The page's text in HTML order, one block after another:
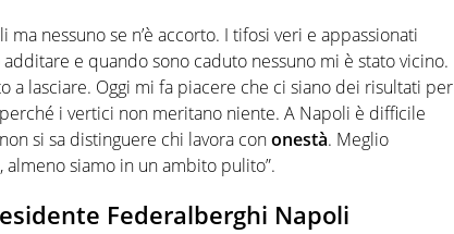
nessuno se n’è accorto. I tifosi veri e appassionati
e quando sono caduto nessuno mi è stato vicino.
a lasciare. Oggi mi fa piacere che ci siano dei risultati per
i vertici non meritano niente. A Napoli è difficile
si sa distinguere chi lavora cononestà. Meglio
siamo in un ambito pulito”.
Federalberghi Napoli